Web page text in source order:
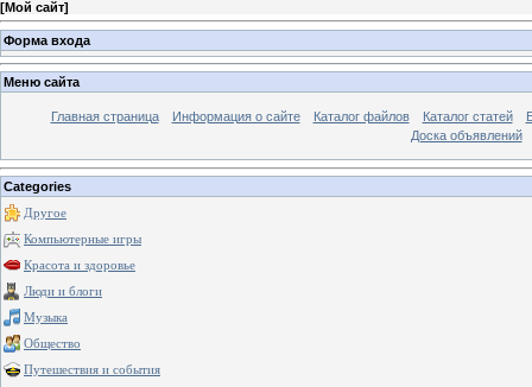
[Мой сайт]
Форма входа
Меню сайта
Главная страница Информация о сайте Каталог файлов Каталог статей
Доска объявлений
Categories
Другое
Компьютерные игры
Красота и здоровье
Люди и блоги
Музыка
Общество
Путешествия и события